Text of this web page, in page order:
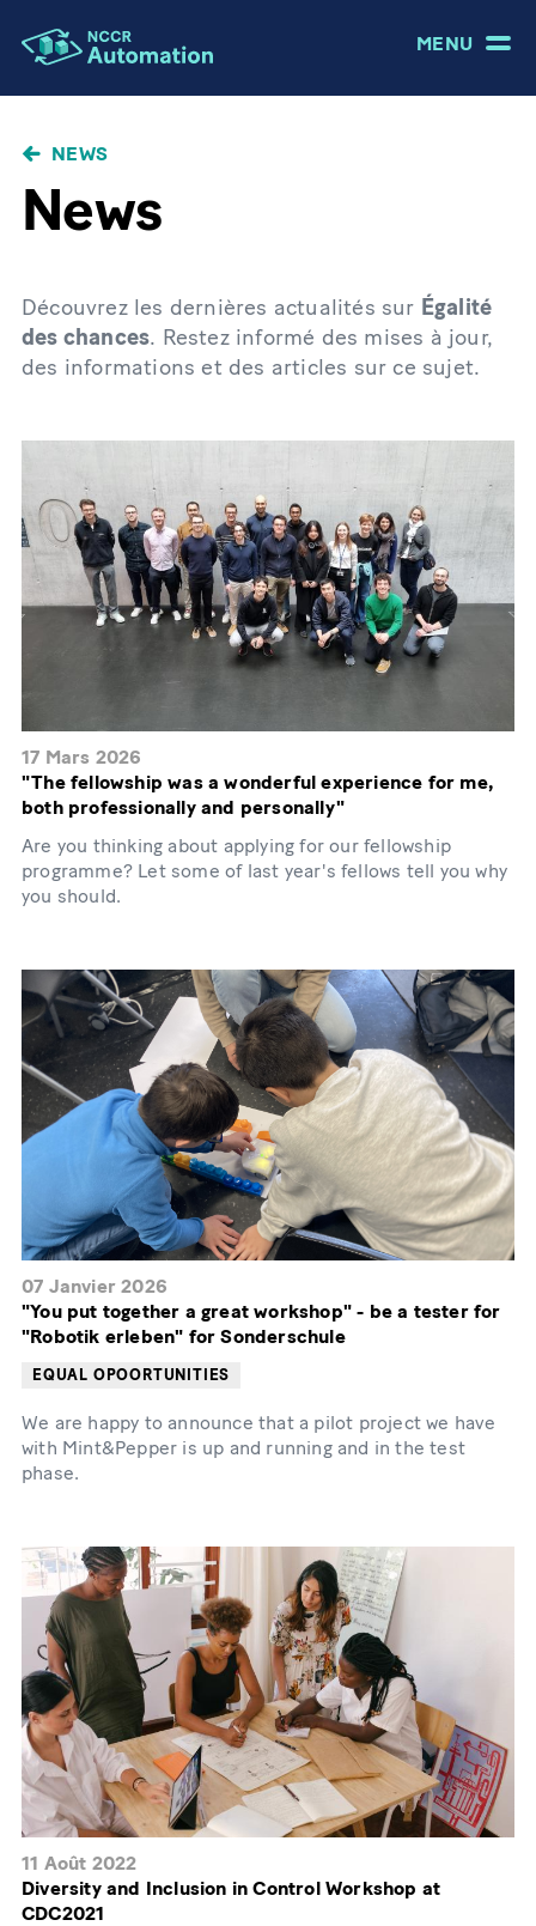
MENU
NEWS
News
Découvrez les dernières actualités sur Égalité
des chances. Restez informé des mises à jour,
des informations et des articles sur ce sujet.
17 Mars 2026
"The fellowship was a wonderful experience for me,
both professionally and personally"
Are you thinking about applying for our fellowship
programme? Let some of last year's fellows tell you why
you should.
07 Janvier 2026
"You put together a great workshop" - be a tester for
"Robotik erleben" for Sonderschule
EQUAL OPOORTUNITIES
We are happy to announce that a pilot project we have
with Mint&Pepper is up and running and in the test
phase.
11 Août 2022
Diversity and Inclusion in Control Workshop at
CDC2021